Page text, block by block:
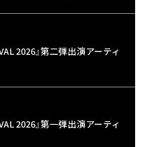
2026』第二弾出演アーティ
2026』第一弾出演アーティ